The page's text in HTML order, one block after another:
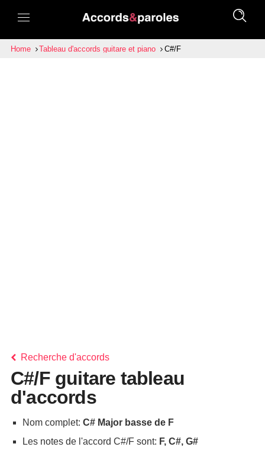
Home Tableau d'accords guitare et piano C#/F
Recherche d'accords
C#/F guitare tableau
d'accords
Nom complet: C# Major basse de F
Les notes de l'accord C#/F sont: F, C#, G#